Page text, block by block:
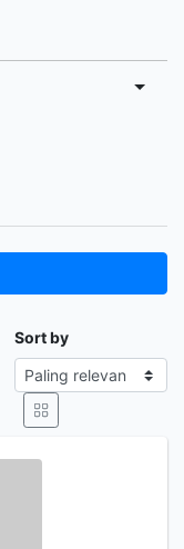
Sort by